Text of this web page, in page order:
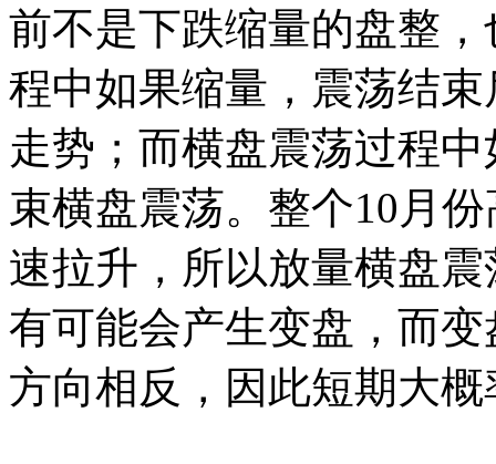
前不是下跌缩量的盘整
程中如果缩量，震荡结
走势；而横盘震荡过程
束横盘震荡。整个10月
速拉升，所以放量横盘
有可能会产生变盘，而
方向相反，因此短期大